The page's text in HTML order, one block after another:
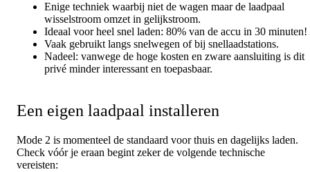
Enige techniek waarbij niet de wagen maar de laadpaal
wisselstroom omzet in gelijkstroom.
Ideaal voor heel snel laden: 80% van de accu in 30 minuten!
Vaak gebruikt langs snelwegen of bij snellaadstations.
Nadeel: vanwege de hoge kosten en zware aansluiting is dit
privé minder interessant en toepasbaar.
Een eigen laadpaal installeren
Mode 2 is momenteel de standaard voor thuis en dagelijks laden.
Check vóór je eraan begint zeker de volgende technische
vereisten: